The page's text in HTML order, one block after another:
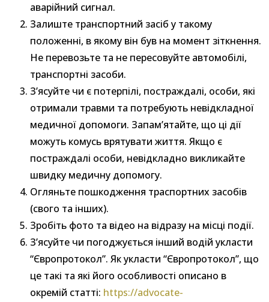
аварійний сигнал.
Залиште транспортний засіб у такому
положенні, в якому він був на момент зіткнення.
Не перевозьте та не пересовуйте автомобілі,
транспортні засоби.
З’ясуйте чи є потерпілі, постраждалі, особи, які
отримали травми та потребують невідкладної
медичної допомоги. Запам’ятайте, що ці дії
можуть комусь врятувати життя. Якщо є
постраждалі особи, невідкладно викликайте
швидку медичну допомогу.
Огляньте пошкодження траспортних засобів
(свого та інших).
Зробіть фото та відео на відразу на місці події.
З’ясуйте чи погоджується інший водій укласти
“Європротокол”. Як укласти “Європротокол”, що
це такі та які його особливості описано в
окремій статті: https://advocate-